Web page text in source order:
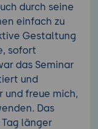
durch seine
einfach zu
Gestaltung
sofort
das Seminar
und
und freue mich,
Das
länger